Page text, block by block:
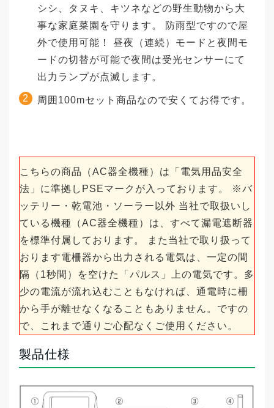
シシ、タヌキ、キツネなどの野生動物から大
事な家庭菜園を守ります。 防雨型ですので屋
外で使用可能！ 昼夜（連続）モードと夜間モ
ードの切替が可能で夜間は受光センサーにて
出力ランプが点滅します。
周囲100mセット商品なので安くてお得です。
こちらの商品（AC器全機種）は「電気用品安全
法」に準拠しPSEマークが入っております。 ※バ
ッテリー・乾電池・ソーラー以外 当社で取扱いし
ている機種（AC器全機種）は、すべて漏電遮断器
を標準付属しております。 また当社で取り扱って
おります電柵器から出力される電気は、一定の間
隔（1秒間）を空けた「パルス」上の電気です。多
少の電流が流れ込むこともなければ、通電時に柵
から手が離せなくなることもありません。ですの
で、これまで通りご心配なくご使用ください。
製品仕様